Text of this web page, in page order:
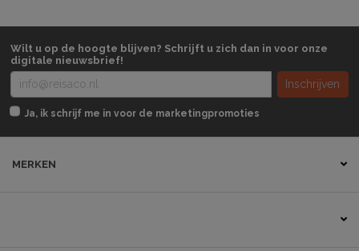
Wilt u op de hoogte blijven? Schrijft u zich dan in voor onze
digitale nieuwsbrief!
Inschrijven
Ja, ik schrijf me in voor de marketingpromoties
MERKEN